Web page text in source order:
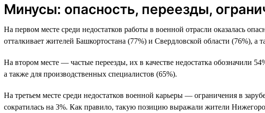
Минусы: опасность, переезды,
На первом месте среди недостатков работы в военной отрасли оказалась
отталкивает жителей Башкортостана (77%) и Свердловской области (76%), а
На втором месте — частые переезды, их в качестве недостатка обозначили
а также для производственных специалистов (65%).
На третьем месте среди недостатков военной карьеры — ограничения в
сократилась на 3%. Как правило, такую позицию выражали жители